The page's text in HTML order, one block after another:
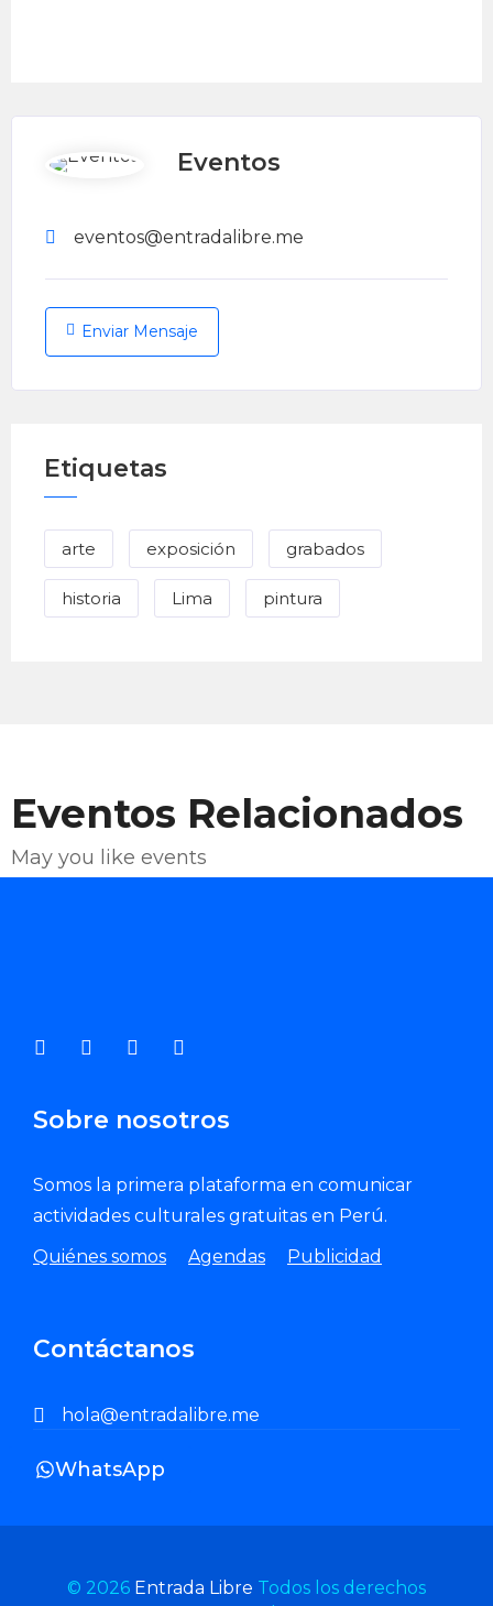
Eventos
eventos@entradalibre.me
Enviar Mensaje
Etiquetas
arte exposición grabados
historia Lima pintura
Eventos Relacionados
May you like events
Sobre nosotros
Somos la primera plataforma en comunicar
actividades culturales gratuitas en Perú.
Quiénes somos
Agendas Publicidad
Contáctanos
hola@entradalibre.me
WhatsApp
© 2026 Entrada Libre Todos los derechos